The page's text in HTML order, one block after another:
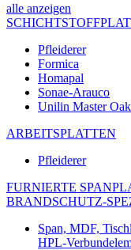
alle anzeigen
Pfleiderer
Formica
Homapal
Sonae-Arauco
Unilin Master Oak
ARBEITSPLATTEN
Pfleiderer
FURNIERTE
BRANDSCHUTZ-
Span, MDF,
HPL-